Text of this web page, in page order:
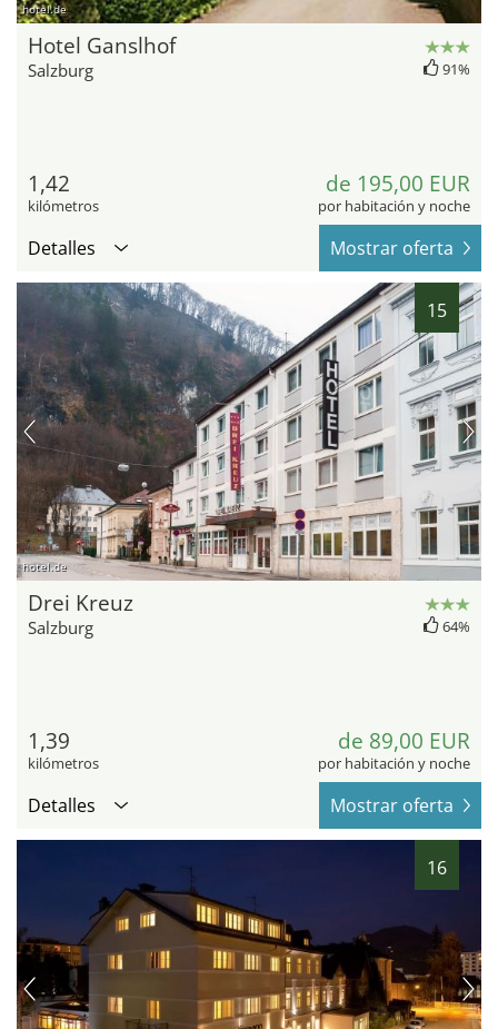
hotel.de
Hotel Ganslhof
Salzburg 91%
1,42
kilómetros
de 195,00 EUR
por habitación y noche
Detalles Mostrar oferta
15
hotel.de
Drei Kreuz
Salzburg 64%
1,39
kilómetros
de 89,00 EUR
por habitación y noche
Detalles Mostrar oferta
16